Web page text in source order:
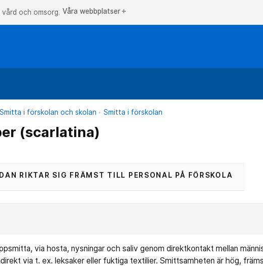
och omsorg. Våra webbplatser add
Smitta i förskolan och skolan Smitta i förskolan
(scarlatina)
RIKTAR SIG FRÄMST TILL PERSONAL PÅ FÖRSKOLA
via hosta, nysningar och saliv genom direktkontakt mellan
via t. ex. leksaker eller fuktiga textilier. Smittsamheten är hög,